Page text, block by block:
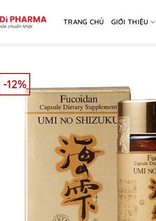
TRANG CHỦ GIỚI THIỆU
-12%